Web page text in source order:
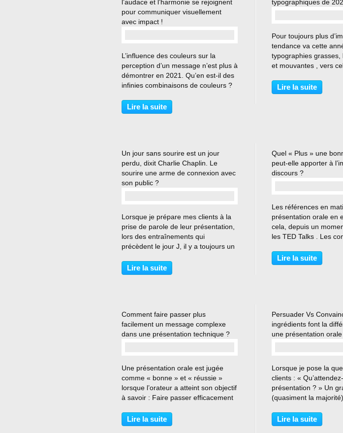
l’audace et l’harmonie se rejoignent
pour communiquer visuellement
avec impact !
L’influence des couleurs sur la
perception d’un message n’est plus à
démontrer en 2021. Qu’en est-il des
infinies combinaisons de couleurs ?
lorsque l’on associe, le rose et le
jade, le chardon et l’or ou encore le
Lire la suite
typographiques de
Pour toujours plus
tendance va cette
typographies grasses,
et mouvantes , vers
d’œil ! En 2021, on
les couleurs vives et
Lire la suite
Un jour sans sourire est un jour
perdu, dixit Charlie Chaplin. Le
sourire une arme de connexion avec
son public ?
Lorsque je prépare mes clients à la
prise de parole de leur présentation,
lors des entraînements qui
précèdent le jour J, il y a toujours un
travaillons beaucoup. C’est le sourire
:) Beaucoup de personnes ne
Lire la suite
Quel « Plus » une
peut-elle apporter à
discours ?
Les références en
présentation orale en
cela, depuis un
les TED Talks . Les
monde et pour un
managers. Beaucoup
Lire la suite
Comment faire passer plus
facilement un message complexe
dans une présentation technique ?
Une présentation orale est jugée
comme « bonne » et « réussie »
lorsque l’orateur a atteint son objectif
à savoir : Faire passer efficacement
appel à l’action auprès du public
ciblé. Mais alors, comment se faire
Lire la suite
Persuader Vs
ingrédients font la
une présentation
Lorsque je pose la
clients : «
présentation ? » Un
(quasiment la
Je leur demande alors,
vraiment convaincre ou
Lire la suite